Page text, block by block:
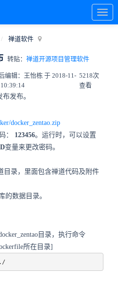
禅道软件
转贴： 禅道开源项目管理软件
编辑：王怡栋 于 2018-11- 5218次
查看
发布。
docker_zentao.zip
： 123456。运行时，可以设置
变量来更改密码。
目录，里面包含禅道代码及附件
的数据目录。
目录，执行命令
所在目录]